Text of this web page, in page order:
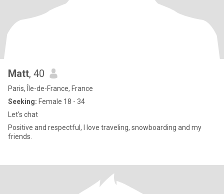
Matt, 40
Paris, Île-de-France, France
Seeking: Female 18 - 34
Let's chat
Positive and respectful, I love traveling, snowboarding and my
friends.